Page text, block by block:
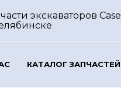
экскаваторов Case
КАТАЛОГ ЗАПЧАСТЕЙ